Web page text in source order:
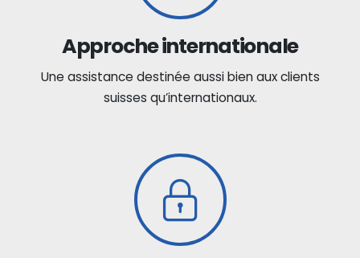
Approche internationale
Une assistance destinée aussi bien aux clients
suisses qu’internationaux.